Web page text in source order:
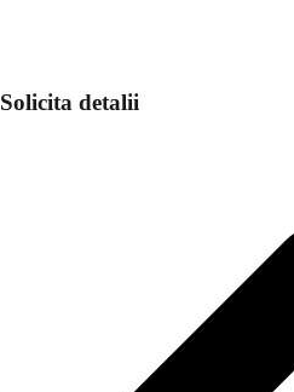
Solicita detalii